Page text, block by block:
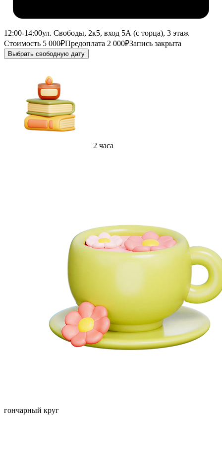
12:00-14:00ул. Свободы, 2к5, вход 5А (с торца), 3 этаж
Стоимость 5 000₽Предоплата 2 000₽Запись закрыта
Выбрать свободную дату
2 часа
гончарный круг